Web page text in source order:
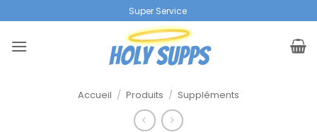
to
content
Super Service|
Accueil / Produits / Suppléments